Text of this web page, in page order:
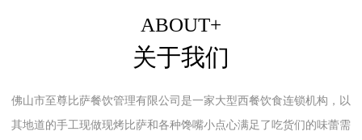
ABOUT+
关于我们
佛山市至尊比萨餐饮管理有限公司是一家大型西餐饮食连锁机构，以
其地道的手工现做现烤比萨和各种馋嘴小点心满足了吃货们的味蕾需